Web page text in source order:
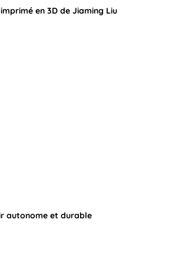
en 3D de Jiaming Liu
autonome et durable